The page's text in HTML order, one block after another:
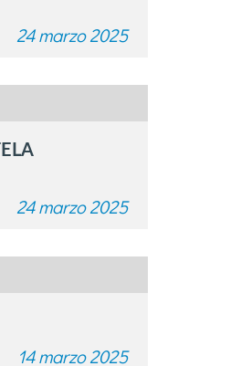
24 marzo 2025
24 marzo 2025
14 marzo 2025